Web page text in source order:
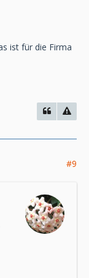
ist für die Firma
#9